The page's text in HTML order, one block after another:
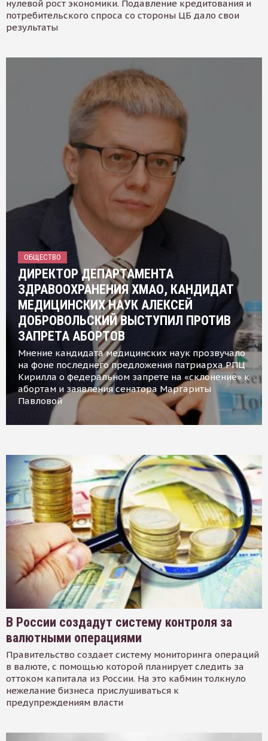
нулевой рост экономики. Подавление кредитования и
потребительского спроса со стороны ЦБ дало свои
результаты
ОБЩЕСТВО
ДИРЕКТОР ДЕПАРТАМЕНТА
ЗДРАВООХРАНЕНИЯ ХМАО, КАНДИДАТ
МЕДИЦИНСКИХ НАУК АЛЕКСЕЙ
ДОБРОВОЛЬСКИЙ ВЫСТУПИЛ ПРОТИВ
ЗАПРЕТА АБОРТОВ
Мнение кандидата медицинских наук прозвучало
на фоне последнего предложения патриарха РПЦ
Кирилла о федеральном запрете на «склонение» к
абортам и заявления сенатора Маргариты
Павловой
В России создадут систему контроля за
валютными операциями
Правительство создает систему мониторинга операций
в валюте, с помощью которой планирует следить за
оттоком капитала из России. На это кабмин толкнуло
нежелание бизнеса прислушиваться к
предупреждениям власти